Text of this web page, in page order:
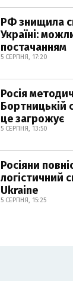
РФ знищила
Україні:
постачанням
5 СЕРПНЯ, 17:20
Росія
Бортницькій
це загрожує
5 СЕРПНЯ, 13:50
Росіяни
логістичний
Ukraine
5 СЕРПНЯ, 15:25